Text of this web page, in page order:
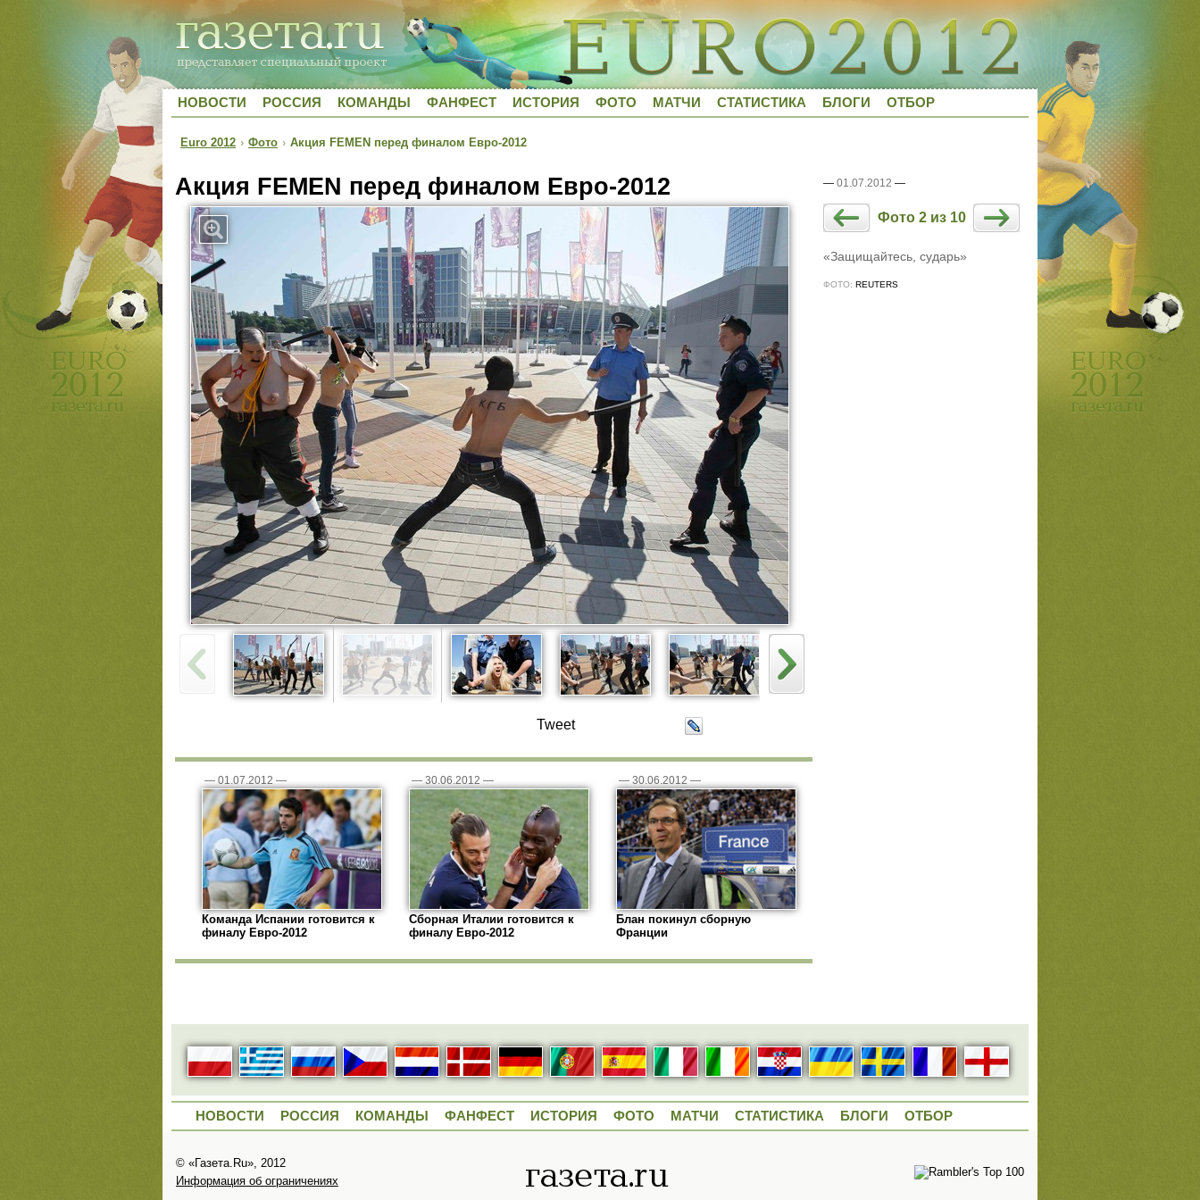
НОВОСТИ РОССИЯ КОМАНДЫ ФАНФЕСТ ИСТОРИЯ ФОТО МАТЧИ СТАТИСТИКА БЛОГИ ОТБОР
Euro 2012 › Фото › Акция FEMEN перед финалом Евро-2012
Акция FEMEN перед финалом Евро-2012
Tweet
— 01.07.2012 —
Фото 2 из 10
«Защищайтесь, сударь»
ФОТО: REUTERS
— 01.07.2012 —
Команда Испании готовится к
финалу Евро-2012
— 30.06.2012 —
Сборная Италии готовится к
финалу Евро-2012
— 30.06.2012 —
Блан покинул сборную
Франции
НОВОСТИ РОССИЯ КОМАНДЫ ФАНФЕСТ ИСТОРИЯ ФОТО МАТЧИ СТАТИСТИКА БЛОГИ ОТБОР
© «Газета.Ru», 2012
Информация об ограничениях